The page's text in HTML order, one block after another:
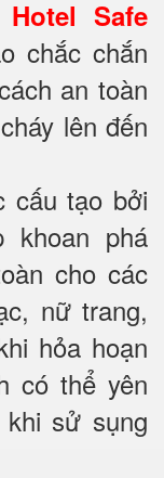
Hotel Safe
chắc chắn
an toàn
lên đến
cấu tạo bởi
khoan phá
cho các
nữ trang,
hỏa hoạn
có thể yên
sử sụng